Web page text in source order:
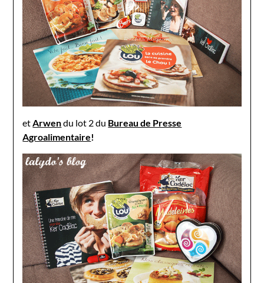
etArwendu lot 2 du Bureau de Presse
Agroalimentaire!